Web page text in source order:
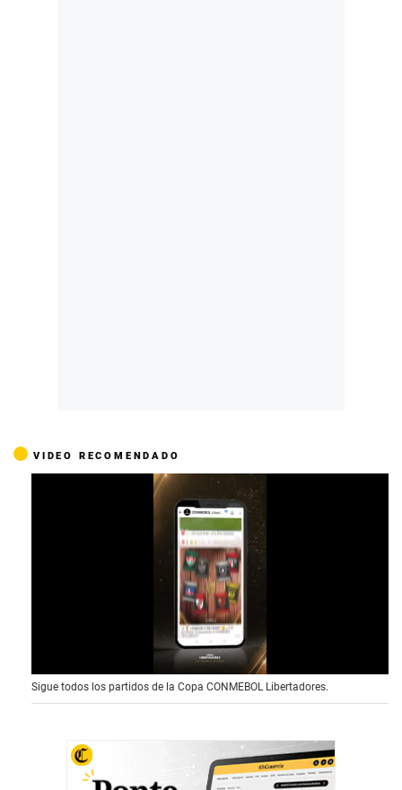
VIDEO RECOMENDADO
0
o
f
Sigue todos los partidos de la Copa CONMEBOL Libertadores.